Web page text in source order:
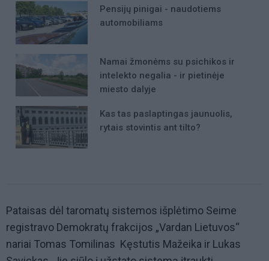
Pensijų pinigai - naudotiems
automobiliams
Namai žmonėms su psichikos ir
intelekto negalia - ir pietinėje
miesto dalyje
Kas tas paslaptingas jaunuolis,
rytais stovintis ant tilto?
Pataisas dėl taromatų sistemos išplėtimo Seime
registravo Demokratų frakcijos „Vardan Lietuvos“
nariai Tomas Tomilinas Kęstutis Mažeika ir Lukas